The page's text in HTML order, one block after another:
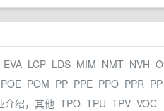
EVA LCP LDS MIM NMT NVH O
POE POM PP PPE PPO PPR PP
介绍，其他 TPO TPU TPV VOC